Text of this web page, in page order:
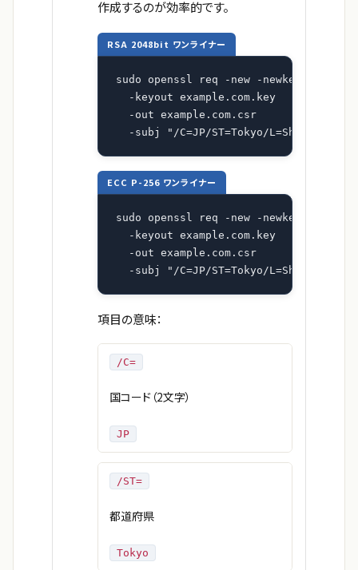
作成するのが効率的です。
RSA 2048bit ワンライナー
sudo openssl req -new -newkey
  -keyout example.com.key
  -out example.com.csr
-subj "/C=JP/ST=Tokyo/L=Shibuya-
ECC P-256 ワンライナー
sudo openssl req -new -newkey ec -
  -keyout example.com.key
  -out example.com.csr
-subj "/C=JP/ST=Tokyo/L=Shibuya-
項目の意味：
/C=
国コード（2文字）
JP
/ST=
都道府県
Tokyo